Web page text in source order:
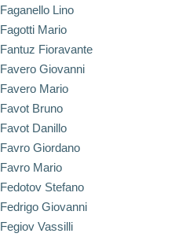
Faganello Lino
Fagotti Mario
Fantuz Fioravante
Favero Giovanni
Favero Mario
Favot Bruno
Favot Danillo
Favro Giordano
Favro Mario
Fedotov Stefano
Fedrigo Giovanni
Fegiov Vassilli